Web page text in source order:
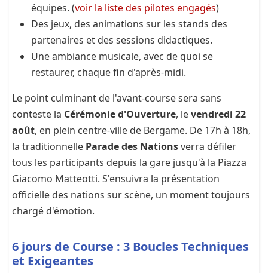
équipes. (voir la liste des pilotes engagés)
Des jeux, des animations sur les stands des
partenaires et des sessions didactiques.
Une ambiance musicale, avec de quoi se
restaurer, chaque fin d'après-midi.
Le point culminant de l'avant-course sera sans
conteste la Cérémonie d'Ouverture, levendredi 22
août, en plein centre-ville de Bergame. De 17h à 18h,
la traditionnelle Parade des Nationsverra défiler
tous les participants depuis la gare jusqu'à la Piazza
Giacomo Matteotti. S'ensuivra la présentation
officielle des nations sur scène, un moment toujours
chargé d'émotion.
6 jours de Course : 3 Boucles Techniques
et Exigeantes